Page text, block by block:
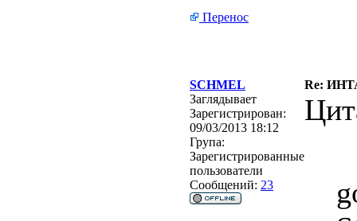
Перенос
SCHMEL
Re:
Заглядывает
Зарегистрирован:
09/03/2013 18:12
Група:
Зарегистрированные
пользователи
Сообщений: 23